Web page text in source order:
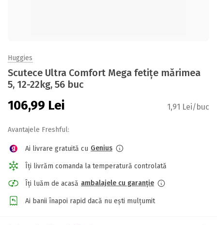
Huggies
Scutece Ultra Comfort Mega fetițe mărimea
5, 12-22kg, 56 buc
106,99 Lei 1,91 Lei/buc
Avantajele Freshful:
Ai livrare gratuită cu Genius
Îți livrăm comanda la temperatură controlată
Îți luăm de acasă ambalajele cu garanție
Ai banii înapoi rapid dacă nu ești mulțumit